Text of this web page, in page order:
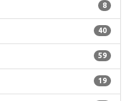
8
40
59
19